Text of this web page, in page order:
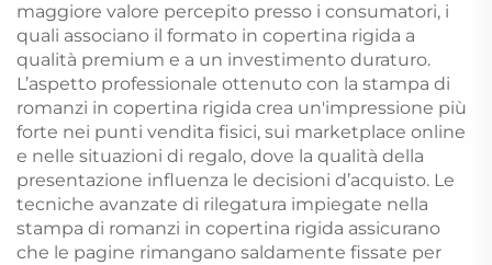
maggiore valore percepito presso i consumatori, i
quali associano il formato in copertina rigida a
qualità premium e a un investimento duraturo.
L’aspetto professionale ottenuto con la stampa di
romanzi in copertina rigida crea un'impressione più
forte nei punti vendita fisici, sui marketplace online
e nelle situazioni di regalo, dove la qualità della
presentazione influenza le decisioni d’acquisto. Le
tecniche avanzate di rilegatura impiegate nella
stampa di romanzi in copertina rigida assicurano
che le pagine rimangano saldamente fissate per